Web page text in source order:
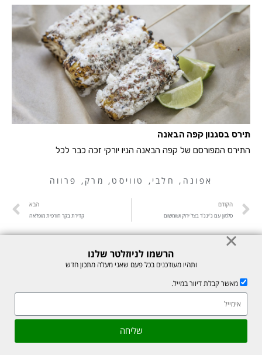
תירס בסגנון קפה הבאנה
התירס המפורסם של קפה הבאנה הניו יורקי זכה כבר לכל
אפונה , חלבי , טוויסט , מרק , פרווה
הקודם
סלמון עם ג'ינג'ר בצל ירוק ושומשום
הבא
קדירת בקר חורפית מופלאה
גלילה
לראש
הרשמו לניוזלטר שלנו
ותהיו מעודכנים בכל פעם שאני מעלה מתכון חדש
מאשר קבלת דיוור במייל.
שליחה